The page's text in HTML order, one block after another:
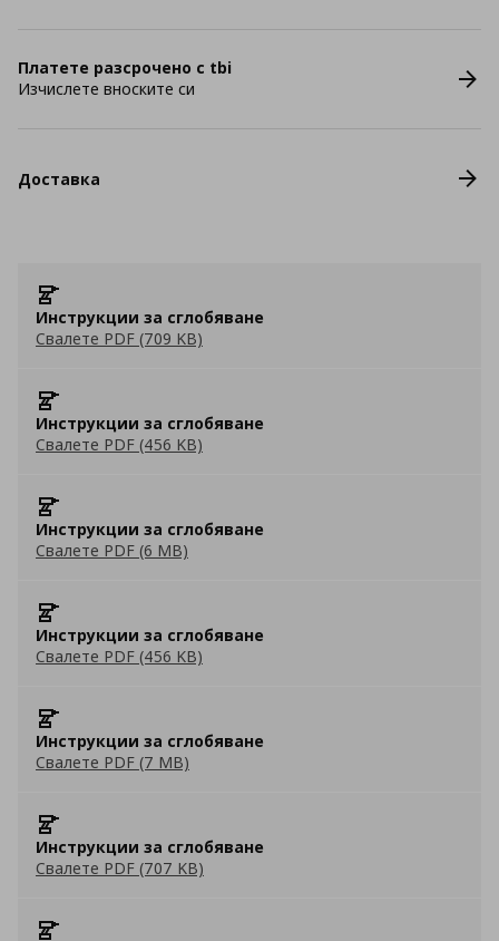
Платете разсрочено с tbi
Изчислете вноските си
Доставка
Инструкции за сглобяване
Свалете PDF (709 KB)
Инструкции за сглобяване
Свалете PDF (456 KB)
Инструкции за сглобяване
Свалете PDF (6 MB)
Инструкции за сглобяване
Свалете PDF (456 KB)
Инструкции за сглобяване
Свалете PDF (7 MB)
Инструкции за сглобяване
Свалете PDF (707 KB)